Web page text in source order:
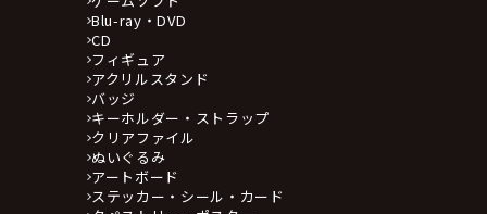
Blu-ray・DVD
CD
フィギュア
アクリルスタンド
バッジ
キーホルダー・ストラップ
クリアファイル
ぬいぐるみ
アートボード
ステッカー・シール・カード